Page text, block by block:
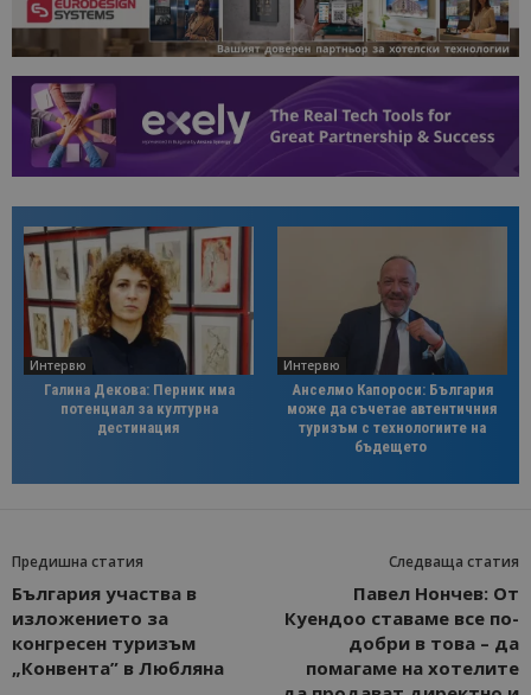
Интервю
Галина Декова: Перник има
потенциал за културна
дестинация
Интервю
Анселмо Капороси: България
може да съчетае автентичния
туризъм с технологиите на
бъдещето
Предишна статия
България участва в
изложението за
конгресен туризъм
„Конвента” в Любляна
Следваща статия
Павел Нончев: От
Куендоо ставаме все по-
добри в това – да
помагаме на хотелите